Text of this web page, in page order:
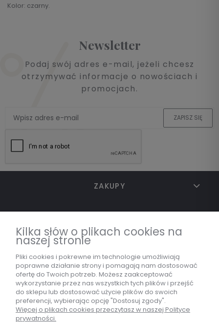
Kolor: czarny.
Newsletter
Podaj swój adres e-mail, jeżeli chcesz
otrzymywać informacje o nowościach i
promocjach.
ZAPISZ SIĘ
ZAKUPY
INFORMACJE
MARKA
Kilka słów o plikach cookies na
naszej stronie
Pliki cookies i pokrewne im technologie umożliwiają
poprawne działanie strony i pomagają nam dostosować
ofertę do Twoich potrzeb. Możesz zaakceptować
wykorzystanie przez nas wszystkich tych plików i przejść
do sklepu lub dostosować użycie plików do swoich
preferencji, wybierając opcję "Dostosuj zgody".
Więcej o plikach cookies przeczytasz w naszej Polityce
prywatności.